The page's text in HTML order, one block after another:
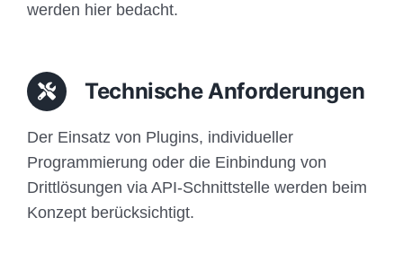
werden hier bedacht.
Technische Anforderungen
Der Einsatz von Plugins, individueller
Programmierung oder die Einbindung von
Drittlösungen via API-Schnittstelle werden beim
Konzept berücksichtigt.